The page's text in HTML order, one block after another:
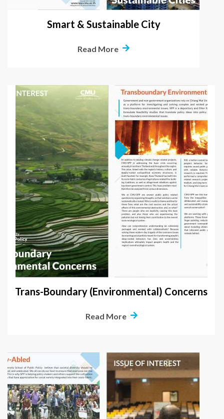
Smart & Sustainable City
Read More
Trans-Boundary (Environmental) Concerns
Read More